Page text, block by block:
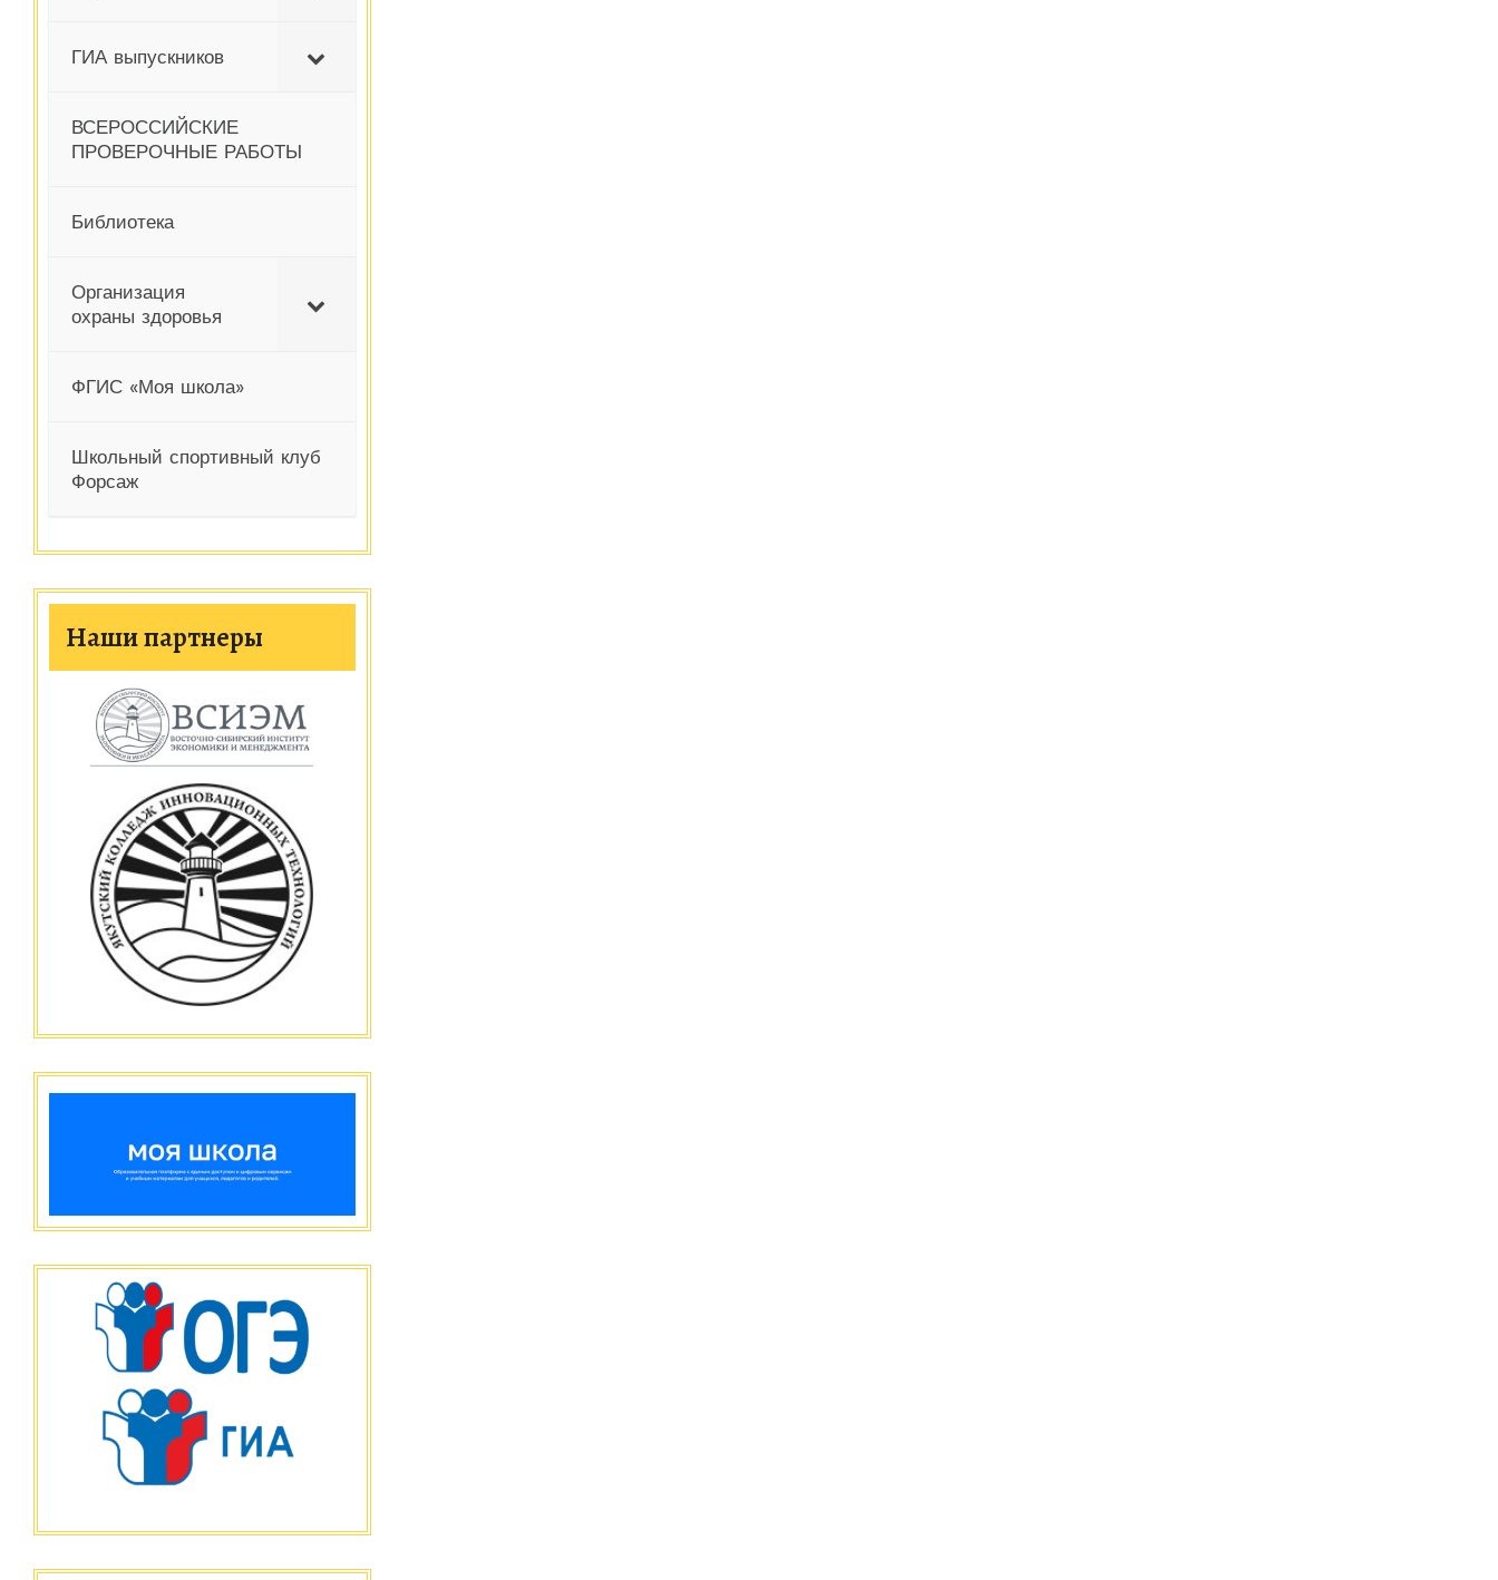
ГИА выпускников
ВСЕРОССИЙСКИЕ
ПРОВЕРОЧНЫЕ РАБОТЫ
Библиотека
Организация
охраны здоровья
ФГИС «Моя школа»
Школьный спортивный клуб
Форсаж
Наши партнеры